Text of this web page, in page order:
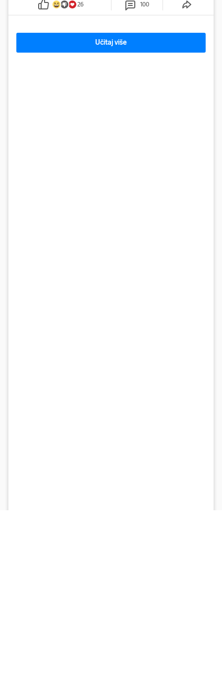
26 100
Učitaj više